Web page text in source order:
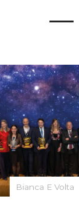
Bianca E Volta